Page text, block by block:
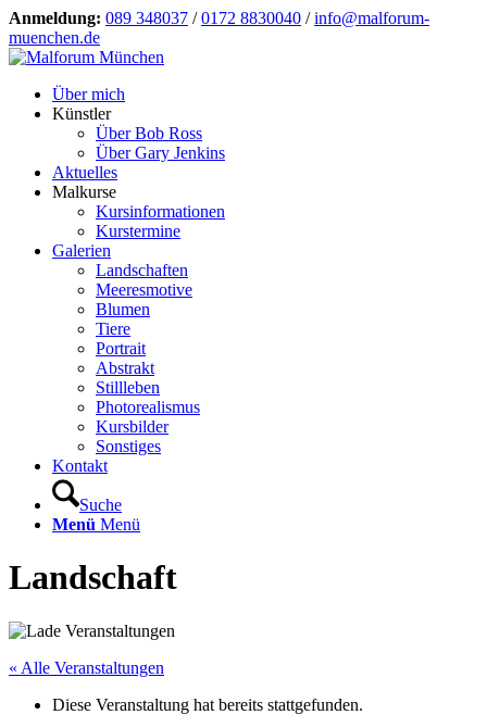
Anmeldung: 089 348037 /0172 8830040 /info@malforum-
muenchen.de
Über mich
Künstler
Über Bob Ross
Über Gary Jenkins
Aktuelles
Malkurse
Kursinformationen
Kurstermine
Galerien
Landschaften
Meeresmotive
Blumen
Tiere
Portrait
Abstrakt
Stillleben
Photorealismus
Kursbilder
Sonstiges
Kontakt
Suche
Menü Menü
Landschaft
« Alle Veranstaltungen
Diese Veranstaltung hat bereits stattgefunden.